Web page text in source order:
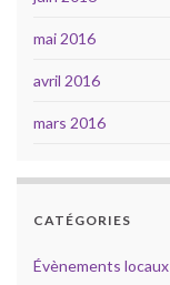
mai 2016
avril 2016
mars 2016
CATÉGORIES
Évènements locaux